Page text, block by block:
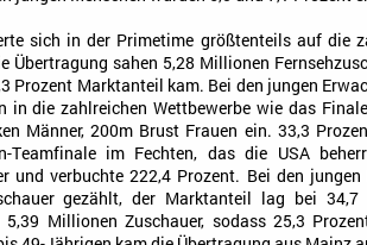
sich in der Primetime größtenteils auf die
Übertragung sahen 5,28 Millionen
Prozent Marktanteil kam. Bei den jungen
in die zahlreichen Wettbewerbe wie das
Männer, 200m Brust Frauen ein. 33,3
Teamfinale im Fechten, das die USA
und verbuchte 222,4 Prozent. Bei den jungen
gezählt, der Marktanteil lag bei
5,39 Millionen Zuschauer, sodass 25,3